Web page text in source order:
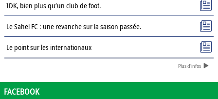
IDK, bien plus qu’un club de foot.
Le Sahel FC : une revanche sur la saison passée.
Le point sur les internationaux
Présentation des clubs de D3 : ASPC Tenkodogo
Plus d'infos
FACEBOOK